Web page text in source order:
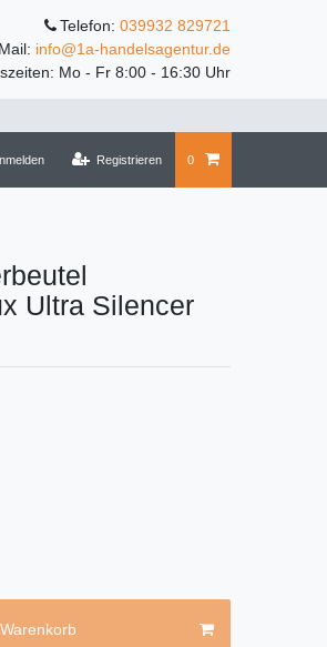
Telefon: 039932 829721
info@1a-handelsagentur.de
Mo - Fr 8:00 - 16:30 Uhr
Registrieren 0
Ultra Silencer